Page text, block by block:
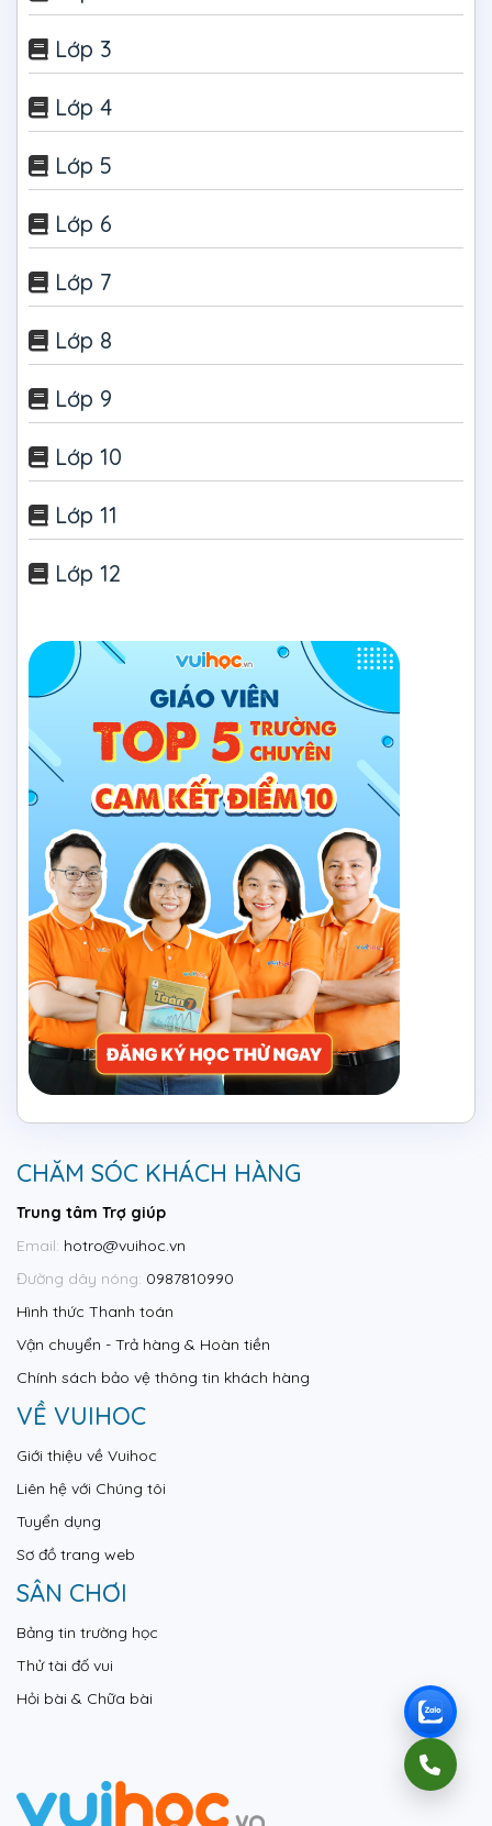
Lớp 3
Lớp 4
Lớp 5
Lớp 6
Lớp 7
Lớp 8
Lớp 9
Lớp 10
Lớp 11
Lớp 12
CHĂM SÓC KHÁCH HÀNG
Trung tâm Trợ giúp
Email: hotro@vuihoc.vn
Đường dây nóng: 0987810990
Hình thức Thanh toán
Vận chuyển - Trả hàng & Hoàn tiền
Chính sách bảo vệ thông tin khách hàng
VỀ VUIHOC
Giới thiệu về Vuihoc
Liên hệ với Chúng tôi
Tuyển dụng
Sơ đồ trang web
SÂN CHƠI
Bảng tin trường học
Thử tài đố vui
Hỏi bài & Chữa bài